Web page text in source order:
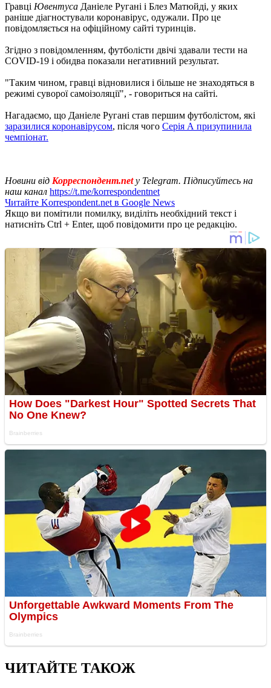
Гравці Ювентуса Даніеле Ругані і Блез Матюйді, у яких
раніше діагностували коронавірус, одужали. Про це
повідомляється на офіційному сайті туринців.
Згідно з повідомленням, футболісти двічі здавали тести на
COVID-19 і обидва показали негативний результат.
"Таким чином, гравці відновилися і більше не знаходяться в
режимі суворої самоізоляції", - говориться на сайті.
Нагадаємо, що Даніеле Ругані став першим футболістом, які
заразилися коронавірусом, після чого Серія А призупинила
чемпіонат.
Новини від Корреспондент.net у Telegram. Підписуйтесь на
наш канал https://t.me/korrespondentnet
Читайте Korrespondent.net в Google News
Якщо ви помітили помилку, виділіть необхідний текст і
натисніть Ctrl + Enter, щоб повідомити про це редакцію.
ЧИТАЙТЕ ТАКОЖ